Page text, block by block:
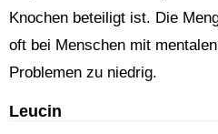
Knochen beteiligt ist. Die
oft bei Menschen mit
Problemen zu niedrig.
Leucin